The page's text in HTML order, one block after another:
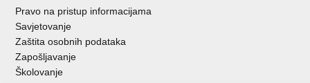
Pravo na pristup informacijama
Savjetovanje
Zaštita osobnih podataka
Zapošljavanje
Školovanje